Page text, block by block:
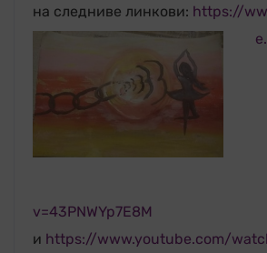
на следниве линкови: https://
v=43PNWYp7E8M
и https://www.youtube.com/